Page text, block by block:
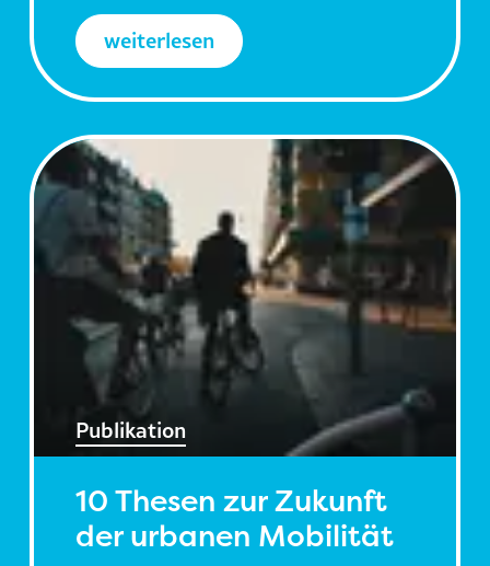
weiterlesen
Publikation
10 Thesen zur Zukunft
der urbanen Mobilität